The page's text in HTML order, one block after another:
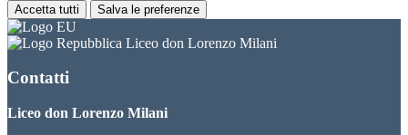
Accetta tutti Salva le preferenze
Liceo don Lorenzo Milani
Contatti
Liceo don Lorenzo Milani